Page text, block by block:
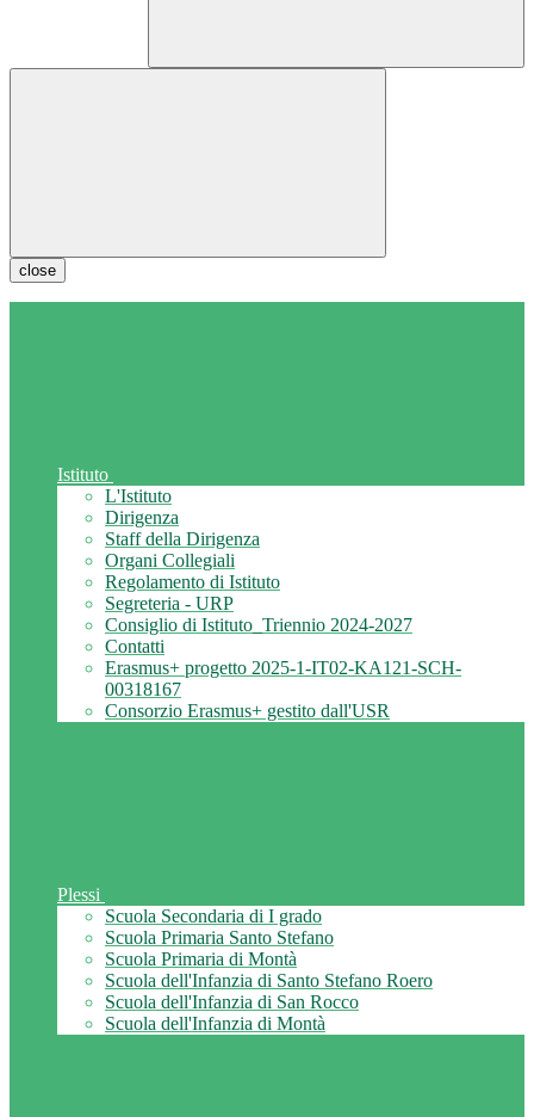
close
Istituto
L'Istituto
Dirigenza
Staff della Dirigenza
Organi Collegiali
Regolamento di Istituto
Segreteria - URP
Consiglio di Istituto_Triennio 2024-2027
Contatti
Erasmus+ progetto 2025-1-IT02-KA121-SCH-
00318167
Consorzio Erasmus+ gestito dall'USR
Plessi
Scuola Secondaria di I grado
Scuola Primaria Santo Stefano
Scuola Primaria di Montà
Scuola dell'Infanzia di Santo Stefano Roero
Scuola dell'Infanzia di San Rocco
Scuola dell'Infanzia di Montà